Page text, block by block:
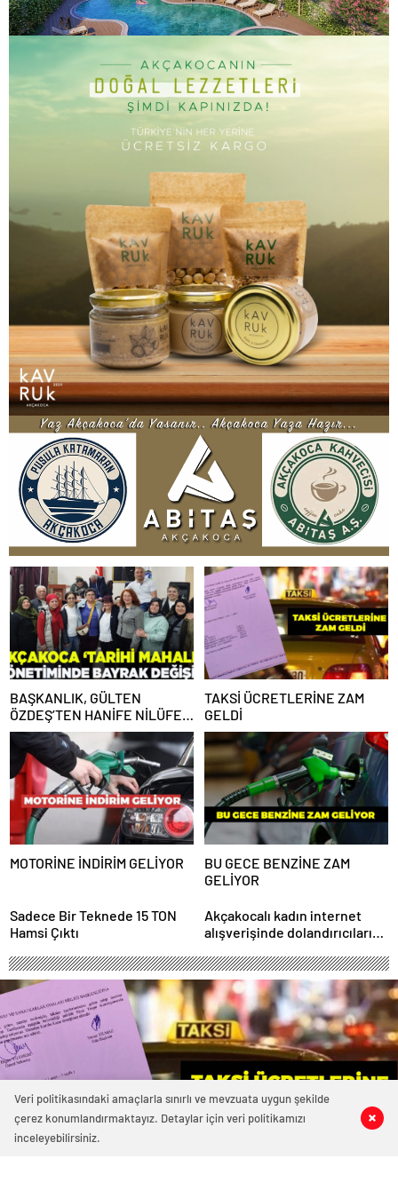
0 0
BAŞKANLIK, GÜLTEN
ÖZDEŞ’TEN HANİFE NİLÜFER
KARABIYIK’A EMANET
TAKSİ ÜCRETLERİNE ZAM
GELDİ
MOTORİNE İNDİRİM GELİYOR
BU GECE BENZİNE ZAM
GELİYOR
Sadece Bir Teknede 15 TON
Hamsi Çıktı
Akçakocalı kadın internet
alışverişinde dolandırıcıların
0 0
Veri politikasındaki amaçlarla sınırlı ve mevzuata uygun şekilde
çerez konumlandırmaktayız. Detaylar için veri politikamızı
inceleyebilirsiniz.